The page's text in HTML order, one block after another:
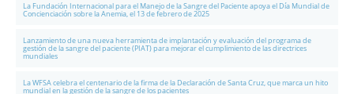
La Fundación Internacional para el Manejo de la Sangre del Paciente apoya el Día Mundial de
Concienciación sobre la Anemia, el 13 de febrero de 2025
Lanzamiento de una nueva herramienta de implantación y evaluación del programa de
gestión de la sangre del paciente (PIAT) para mejorar el cumplimiento de las directrices
mundiales
La WFSA celebra el centenario de la firma de la Declaración de Santa Cruz, que marca un hito
mundial en la gestión de la sangre de los pacientes